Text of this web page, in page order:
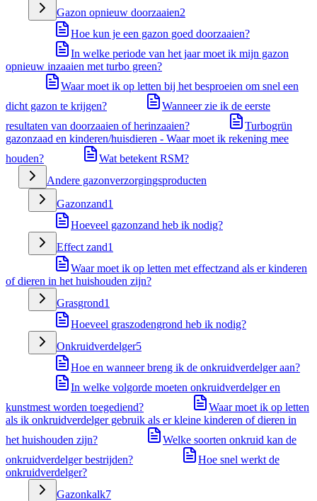
Gazon opnieuw doorzaaien2
Hoe kun je een gazon goed doorzaaien?
In welke periode van het jaar moet ik mijn gazon
opnieuw inzaaien met turbo green?
Waar moet ik op letten bij het besproeien om snel een
dicht gazon te krijgen?
Wanneer zie ik de eerste
resultaten van doorzaaien of herinzaaien?
Turbogrün
gazonzaad en kinderen/huisdieren - Waar moet ik rekening mee
houden?
Wat betekent RSM?
Andere gazonverzorgingsproducten
Gazonzand1
Hoeveel gazonzand heb ik nodig?
Effect zand1
Waar moet ik op letten met effectzand als er kinderen
of dieren in het huishouden zijn?
Grasgrond1
Hoeveel graszodengrond heb ik nodig?
Onkruidverdelger5
Hoe en wanneer breng ik de onkruidverdelger aan?
In welke volgorde moeten onkruidverdelger en
kunstmest worden toegediend?
Waar moet ik op letten
als ik onkruidverdelger gebruik als er kleine kinderen of dieren in
het huishouden zijn?
Welke soorten onkruid kan de
onkruidverdelger bestrijden?
Hoe snel werkt de
onkruidverdelger?
Gazonkalk7